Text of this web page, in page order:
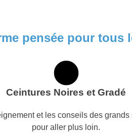
pensée pour tous
Ceintures Noires et Gradé
et les conseils des grands
pour aller plus loin.